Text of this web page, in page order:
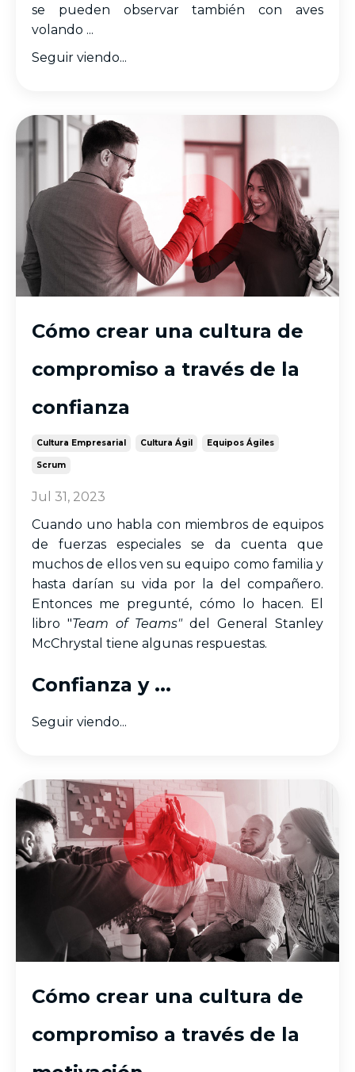
se pueden observar también con aves
volando ...
Seguir viendo...
Cómo crear una cultura de
compromiso a través de la
confianza
Cultura Empresarial Cultura Ágil Equipos Ágiles
Scrum
Jul 31, 2023
Cuando uno habla con miembros de equipos
de fuerzas especiales se da cuenta que
muchos de ellos ven su equipo como familia y
hasta darían su vida por la del compañero.
Entonces me pregunté, cómo lo hacen. El
libro "Team of Teams" del General Stanley
McChrystal tiene algunas respuestas.
Confianza y ...
Seguir viendo...
Cómo crear una cultura de
compromiso a través de la